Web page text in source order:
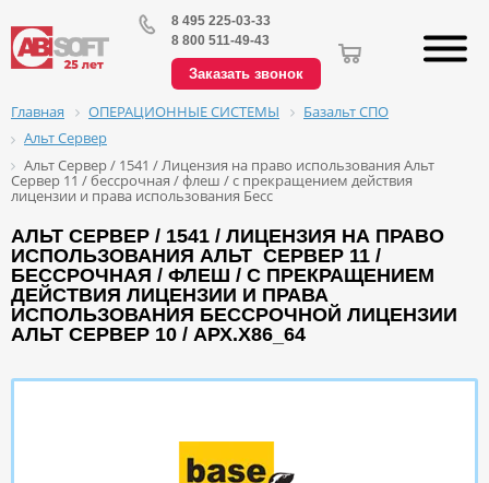
8 495 225-03-33
8 800 511-49-43
Заказать звонок
Главная ОПЕРАЦИОННЫЕ СИСТЕМЫ
Базальт СПО
Альт Сервер
Альт Сервер / 1541 / Лицензия на право использования Альт
Сервер 11 / бессрочная / флеш / с прекращением действия
лицензии и права использования Бесс
АЛЬТ СЕРВЕР / 1541 / ЛИЦЕНЗИЯ НА ПРАВО
ИСПОЛЬЗОВАНИЯ АЛЬТ СЕРВЕР 11 /
БЕССРОЧНАЯ / ФЛЕШ / С ПРЕКРАЩЕНИЕМ
ДЕЙСТВИЯ ЛИЦЕНЗИИ И ПРАВА
ИСПОЛЬЗОВАНИЯ БЕССРОЧНОЙ ЛИЦЕНЗИИ
АЛЬТ СЕРВЕР 10 / АРХ.Х86_64